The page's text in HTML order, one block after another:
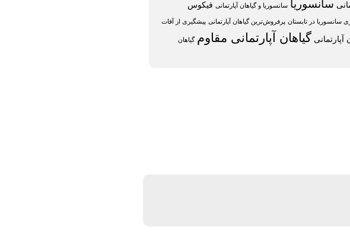
سانسوریا سانسوریا و گیاهان آپارتمانی فیکوس
سانسوریا در تابستان پرفروش‌ترین گیاهان آپارتمانی پیشگیری از آفات
آپارتمانی گیاهان آپارتمانی مقاوم گیاهان